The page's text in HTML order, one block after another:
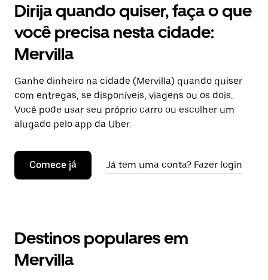
Dirija quando quiser, faça o que
você precisa nesta cidade:
Mervilla
Ganhe dinheiro na cidade (Mervilla) quando quiser
com entregas, se disponíveis, viagens ou os dois.
Você pode usar seu próprio carro ou escolher um
alugado pelo app da Uber.
Comece já Já tem uma conta? Fazer login
Destinos populares em
Mervilla